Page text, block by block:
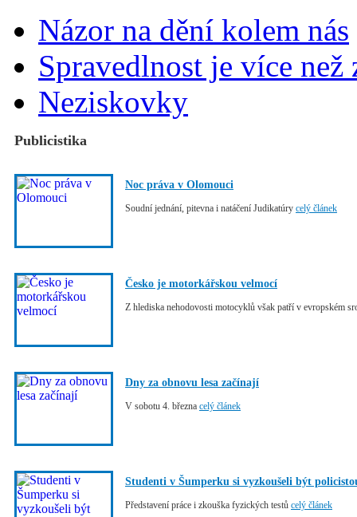
Názor na dění kolem nás
Spravedlnost je více než
Neziskovky
Publicistika
Noc práva v Olomouci
Soudní jednání, pitevna i natáčení Judikatúry celý článek
Česko je motorkářskou velmocí
Z hlediska nehodovosti motocyklů však patří v evropském
Dny za obnovu lesa začínají
V sobotu 4. března celý článek
Studenti v Šumperku si vyzkoušeli být
Představení práce i zkouška fyzických testů celý článek